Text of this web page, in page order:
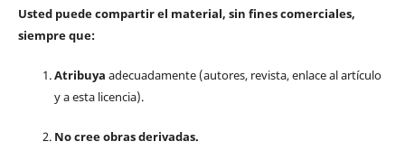
Usted puede compartir el material, sin fines comerciales,
siempre que:
Atribuya adecuadamente (autores, revista, enlace al artículo
y a esta licencia).
No cree obras derivadas.